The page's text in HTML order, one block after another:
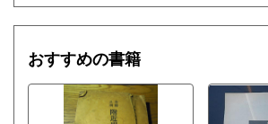
びつけ、ゆらぎの巨視的理論を包含する一
を作り上げなくてはならない。〉散逸構造
年、ノーベル化学賞を受賞したプリゴジ
フとの共著による初期の著作。開放系に現
を、非平衡熱力学の立場から、物理学、化
おすすめの書籍